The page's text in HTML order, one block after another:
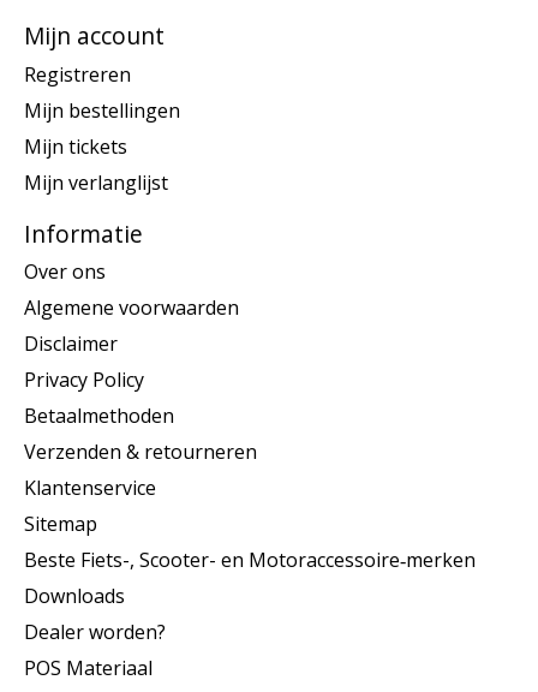
Mijn account
Registreren
Mijn bestellingen
Mijn tickets
Mijn verlanglijst
Informatie
Over ons
Algemene voorwaarden
Disclaimer
Privacy Policy
Betaalmethoden
Verzenden & retourneren
Klantenservice
Sitemap
Beste Fiets-, Scooter- en Motoraccessoire‑merken
Downloads
Dealer worden?
POS Materiaal